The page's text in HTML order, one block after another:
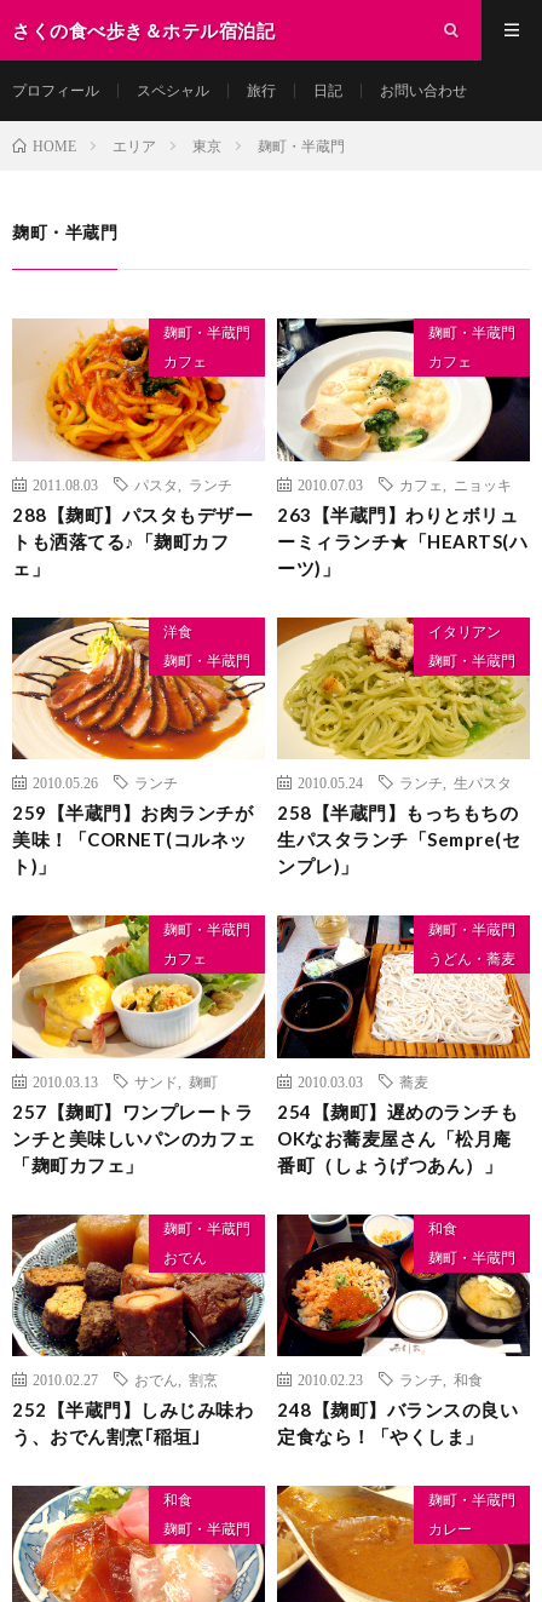
さくの食べ歩き＆ホテル宿泊記
プロフィール スペシャル 旅行 日記 お問い合わせ
HOME エリア 東京 麹町・半蔵門
麹町・半蔵門
麹町・半蔵門
カフェ
2011.08.03 パスタ ランチ
288【麹町】パスタもデザー
トも洒落てる♪「麹町カフ
ェ」
麹町・半蔵門
カフェ
2010.07.03 カフェ ニョッキ
263【半蔵門】わりとボリュ
ーミィランチ★「HEARTS(ハ
ーツ)」
洋食
麹町・半蔵門
2010.05.26 ランチ
259【半蔵門】お肉ランチが
美味！「CORNET(コルネッ
ト)」
イタリアン
麹町・半蔵門
2010.05.24 ランチ 生パスタ
258【半蔵門】もっちもちの
生パスタランチ「Sempre(セ
ンプレ)」
麹町・半蔵門
カフェ
2010.03.13 サンド 麹町
257【麹町】ワンプレートラ
ンチと美味しいパンのカフェ
「麹町カフェ」
麹町・半蔵門
うどん・蕎麦
2010.03.03 蕎麦
254【麹町】遅めのランチも
OKなお蕎麦屋さん「松月庵
番町（しょうげつあん）」
麹町・半蔵門
おでん
2010.02.27 おでん 割烹
252【半蔵門】しみじみ味わ
う、おでん割烹｢稲垣｣
和食
麹町・半蔵門
2010.02.23 ランチ 和食
248【麹町】バランスの良い
定食なら！「やくしま」
和食
麹町・半蔵門
麹町・半蔵門
カレー